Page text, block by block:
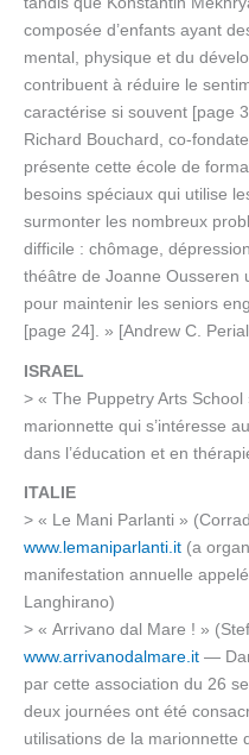
composée d’enfants ayant
mental, physique et du
contribuent à réduire le
caractérise si souvent [page
Richard Bouchard, co-
présente cette école de
besoins spéciaux qui utilise
surmonter les nombreux
difficile : chômage,
théâtre de Joanne Ousseren
pour maintenir les seniors
[page 24]. » [Andrew C.
ISRAEL
> « The Puppetry Arts
marionnette qui s’intéresse
dans l’éducation et en
ITALIE
> « Le Mani Parlanti »
www.lemaniparlanti.it (a
manifestation annuelle
Langhirano)
> « Arrivano dal Mare ! »
www.arrivanodalmare.it —
par cette association du 26
deux journées ont été
utilisations de la marionnette